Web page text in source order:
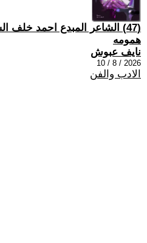
(47) الشاعر المبدع احمد خلف
همومه
نايف عبوش
2026 / 8 / 10
الادب والفن